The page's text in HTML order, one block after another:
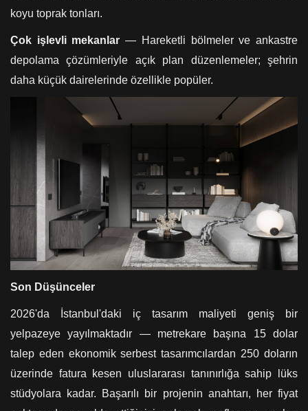
koyu toprak tonları.
Çok işlevli mekanlar — Hareketli bölmeler ve ankastre
depolama çözümleriyle açık plan düzenlemeler; şehrin
daha küçük dairelerinde özellikle popüler.
Son Düşünceler
2026'da İstanbul'daki iç tasarım maliyeti geniş bir
yelpazeye yayılmaktadır — metrekare başına 15 dolar
talep eden ekonomik serbest tasarımcılardan 250 doların
üzerinde fatura kesen uluslararası tanınırlığa sahip lüks
stüdyolara kadar. Başarılı bir projenin anahtarı, her fiyat